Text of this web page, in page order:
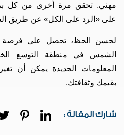
مهني. تحقق مرة أخرى من كل
على «الرد على الكل» عن طريق
لحسن الحظ، تحصل على فرصة
الشمس في منطقة التوسع
المعلومات الجديدة يمكن أن
بقيمك وثقافتك.
شارك المقالة :